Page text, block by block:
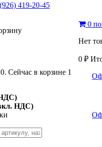
419-20-45
0
Нет
0 ₽
0. Сейчас в корзине 1
НДС)